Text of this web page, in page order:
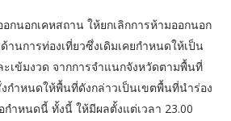
อกนอกเคหสถาน ให้ยกเลิกการห้ามออกนอก
นการท่องเที่ยวซึ่งเดิมเคยกำหนดให้เป็น
เข้มงวด จากการจำแนกจังหวัดตามพื้นที่
กำหนดให้พื้นที่ดังกล่าวเป็นเขตพื้นที่นำร่อง
กำหนดนี้ ทั้งนี้ ให้มีผลตั้งแต่เวลา 23.00